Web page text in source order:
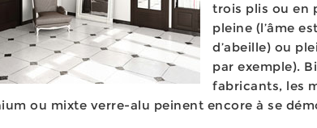
trois plis ou en
pleine (l’âme
d’abeille) ou
par exemple).
fabricants, les
ou mixte verre-alu peinent encore à se